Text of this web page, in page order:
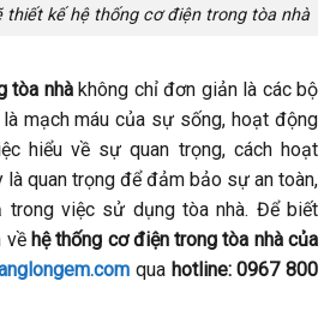
thiết kế hệ thống cơ điện trong tòa nhà
tòa nhàkhông chỉ đơn giản là các bộ
mạch máu của sự sống, hoạt động
hiểu về sự quan trọng, cách hoạt
là quan trọng để đảm bảo sự an toàn,
trong việc sử dụng tòa nhà. Để biết
về hệ thống cơ điện trong tòa nhà của
qua hotline:0967 800